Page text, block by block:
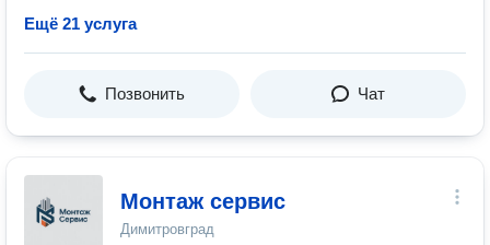
Ещё 21 услуга
Позвонить Чат
Монтаж сервис
Димитровград